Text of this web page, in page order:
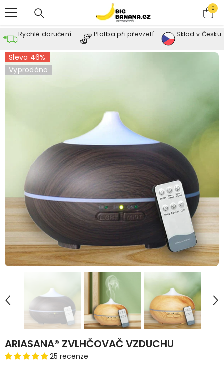
0
0
Rychlé doručení Platba při převzetí Sklad v Česku
Sleva 46%
Vyprodáno
ARIASANA® ZVLHČOVAČ VZDUCHU
25 recenze